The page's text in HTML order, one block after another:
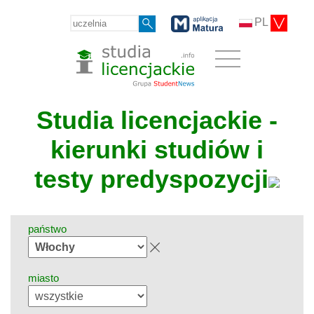
PL
Studia licencjackie -
kierunki studiów i
testy predyspozycji
państwo
miasto